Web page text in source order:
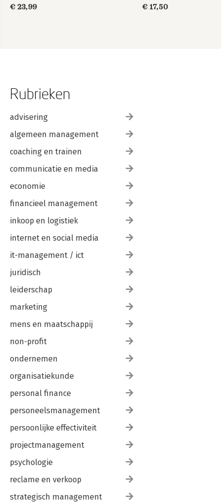
€ 23,99
€ 17,50
Rubrieken
advisering
algemeen management
coaching en trainen
communicatie en media
economie
financieel management
inkoop en logistiek
internet en social media
it-management / ict
juridisch
leiderschap
marketing
mens en maatschappij
non-profit
ondernemen
organisatiekunde
personal finance
personeelsmanagement
persoonlijke effectiviteit
projectmanagement
psychologie
reclame en verkoop
strategisch management